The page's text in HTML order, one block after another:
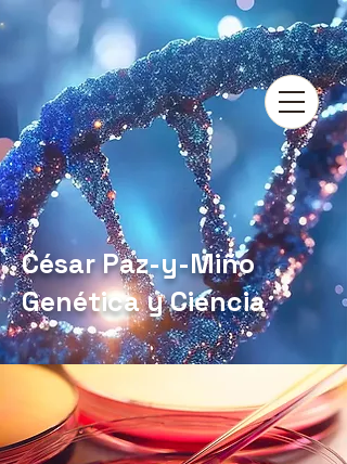
César Paz-y-Miño
Genética y Ciencia